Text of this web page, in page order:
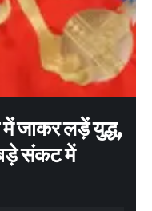
जाकर लड़ें युद्ध,
संकट में